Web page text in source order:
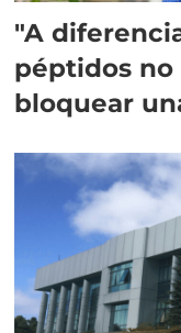
"A
péptidos
bloquear